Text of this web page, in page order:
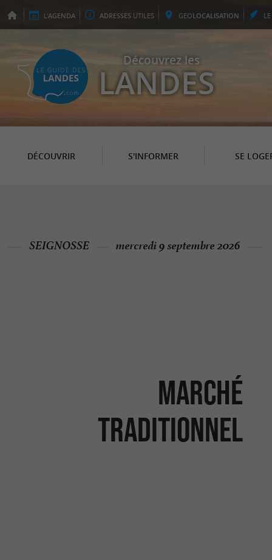
L'AGENDA ADRESSES UTILES GEOLOCALISATION LE
Découvrez les
LANDES
DÉCOUVRIR S'INFORMER SE
Marché
traditionnel
SEIGNOSSE mercredi 9 septembre 2026